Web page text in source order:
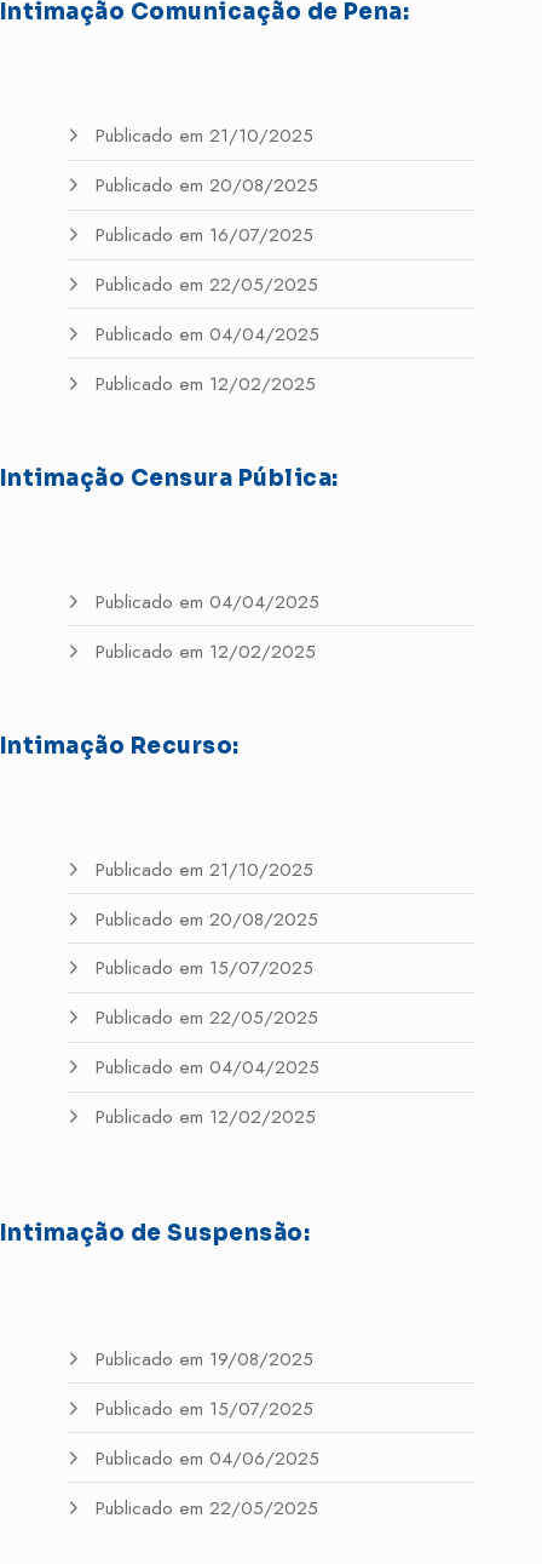
Intimação Comunicação de Pena:
Publicado em 21/10/2025
Publicado em 20/08/2025
Publicado em 16/07/2025
Publicado em 22/05/2025
Publicado em 04/04/2025
Publicado em 12/02/2025
Intimação Censura Pública:
Publicado em 04/04/2025
Publicado em 12/02/2025
Intimação Recurso:
Publicado em 21/10/2025
Publicado em 20/08/2025
Publicado em 15/07/2025
Publicado em 22/05/2025
Publicado em 04/04/2025
Publicado em 12/02/2025
Intimação de Suspensão:
Publicado em 19/08/2025
Publicado em 15/07/2025
Publicado em 04/06/2025
Publicado em 22/05/2025